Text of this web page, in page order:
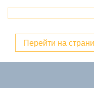
Перейти на